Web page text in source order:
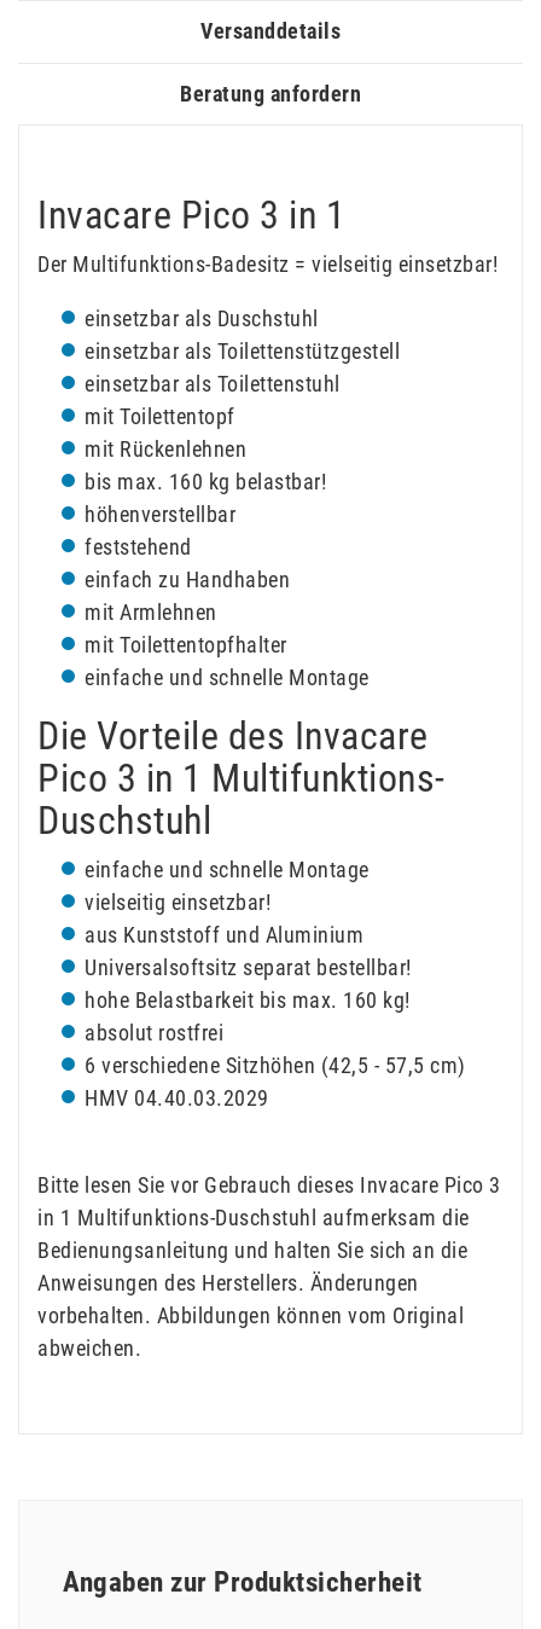
Versanddetails
Beratung anfordern
Invacare Pico 3 in 1
Der Multifunktions-Badesitz = vielseitig einsetzbar!
einsetzbar als Duschstuhl
einsetzbar als Toilettenstützgestell
einsetzbar als Toilettenstuhl
mit Toilettentopf
mit Rückenlehnen
bis max. 160 kg belastbar!
höhenverstellbar
feststehend
einfach zu Handhaben
mit Armlehnen
mit Toilettentopfhalter
einfache und schnelle Montage
Die Vorteile des Invacare
Pico 3 in 1 Multifunktions-
Duschstuhl
einfache und schnelle Montage
vielseitig einsetzbar!
aus Kunststoff und Aluminium
Universalsoftsitz separat bestellbar!
hohe Belastbarkeit bis max. 160 kg!
absolut rostfrei
6 verschiedene Sitzhöhen (42,5 - 57,5 cm)
HMV 04.40.03.2029
Bitte lesen Sie vor Gebrauch dieses Invacare Pico 3
in 1 Multifunktions-Duschstuhl aufmerksam die
Bedienungsanleitung und halten Sie sich an die
Anweisungen des Herstellers. Änderungen
vorbehalten. Abbildungen können vom Original
abweichen.
Angaben zur Produktsicherheit